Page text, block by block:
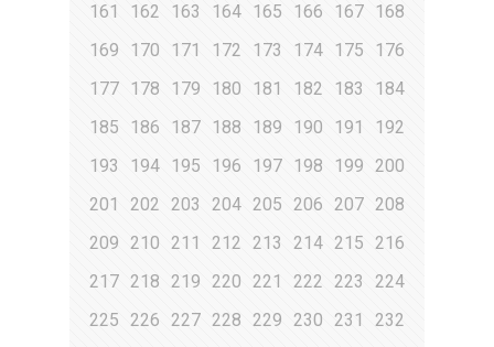
161
162 163 164 165 166 167 168
169
170 171 172 173 174 175
176
177 178 179 180 181 182 183
184
185
186 187 188 189 190 191
192
193
194 195 196 197 198 199 200
201
202 203 204 205 206 207 208
209 210 211 212 213 214 215 216
217 218 219 220 221 222 223
224
225 226 227 228 229 230 231
232